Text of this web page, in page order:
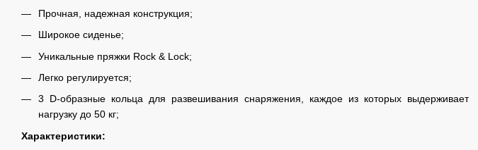
Прочная, надежная конструкция;
Широкое сиденье;
Уникальные пряжки Rock & Lock;
Легко регулируется;
3 D-образные кольца для развешивания снаряжения, каждое из которых выдерживает
нагрузку до 50 кг;
Характеристики: